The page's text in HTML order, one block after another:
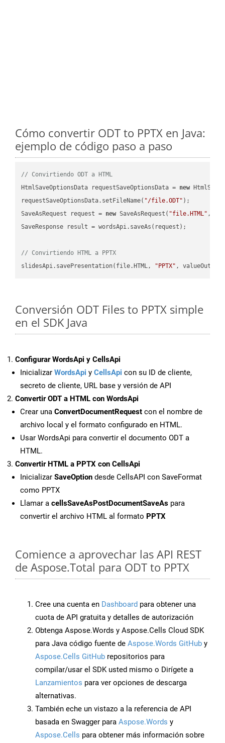
Cómo convertir ODT to PPTX en Java:
ejemplo de código paso a paso
// Convirtiendo ODT a HTML
HtmlSaveOptionsData requestSaveOptionsData = new
requestSaveOptionsData.setFileName( "/file.ODT" );
SaveAsRequest request = new SaveAsRequest( "file.HTML"
SaveResponse result = wordsApi.saveAs(request);
// Convirtiendo HTML a PPTX
slidesApi.savePresentation(file.HTML,
"PPTX"
Conversión ODT Files to PPTX simple
en el SDK Java
Configurar WordsApi y CellsApi
Inicializar WordsApi y CellsApi con su ID de cliente,
secreto de cliente, URL base y versión de API
Convertir ODT a HTML con WordsApi
Crear una ConvertDocumentRequest con el nombre de
archivo local y el formato configurado en HTML.
Usar WordsApi para convertir el documento ODT a
HTML.
Convertir HTML a PPTX con CellsApi
Inicializar SaveOption desde CellsAPI con SaveFormat
como PPTX
Llamar a cellsSaveAsPostDocumentSaveAs para
convertir el archivo HTML al formato PPTX
Comience a aprovechar las API REST
de Aspose.Total para ODT to PPTX
Cree una cuenta en Dashboard para obtener una
cuota de API gratuita y detalles de autorización
Obtenga Aspose.Words y Aspose.Cells Cloud SDK
para Java código fuente de Aspose.Words GitHub y
Aspose.Cells GitHub repositorios para
compilar/usar el SDK usted mismo o Dirígete a
Lanzamientos para ver opciones de descarga
alternativas.
También eche un vistazo a la referencia de API
basada en Swagger para Aspose.Words y
Aspose.Cells para obtener más información sobre